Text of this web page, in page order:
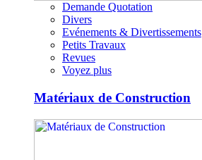
Demande Quotation
Divers
Evénements & Divertissements
Petits Travaux
Revues
Voyez plus
Matériaux de Construction